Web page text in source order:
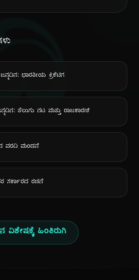
ಭಾರತೀಯ ಕ್ರಿಕೆಟಿಗ
ತೆಲುಗು ನಟ ಮತ್ತು ರಾಜಕಾರಣಿ
ವರದಿ ಮಂಡನೆ
ಸರ್ಕಾರದ ರಚನೆ
ವಿಶೇಷಕ್ಕೆ ಹಿಂತಿರುಗಿ